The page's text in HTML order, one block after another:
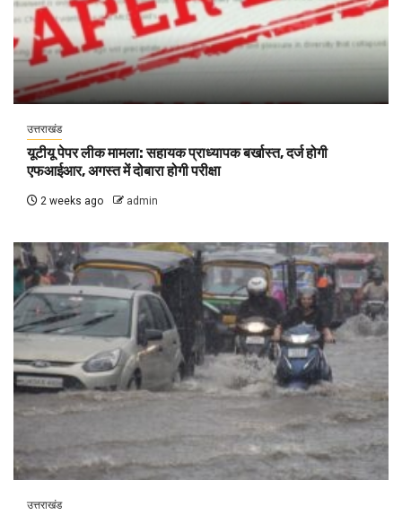
उत्तराखंड
यूटीयू पेपर लीक मामला: सहायक प्राध्यापक बर्खास्त, दर्ज होगी
एफआईआर, अगस्त में दोबारा होगी परीक्षा
2 weeks ago admin
उत्तराखंड